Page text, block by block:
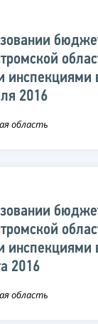
инспекциями
2016
область
инспекциями
2016
область